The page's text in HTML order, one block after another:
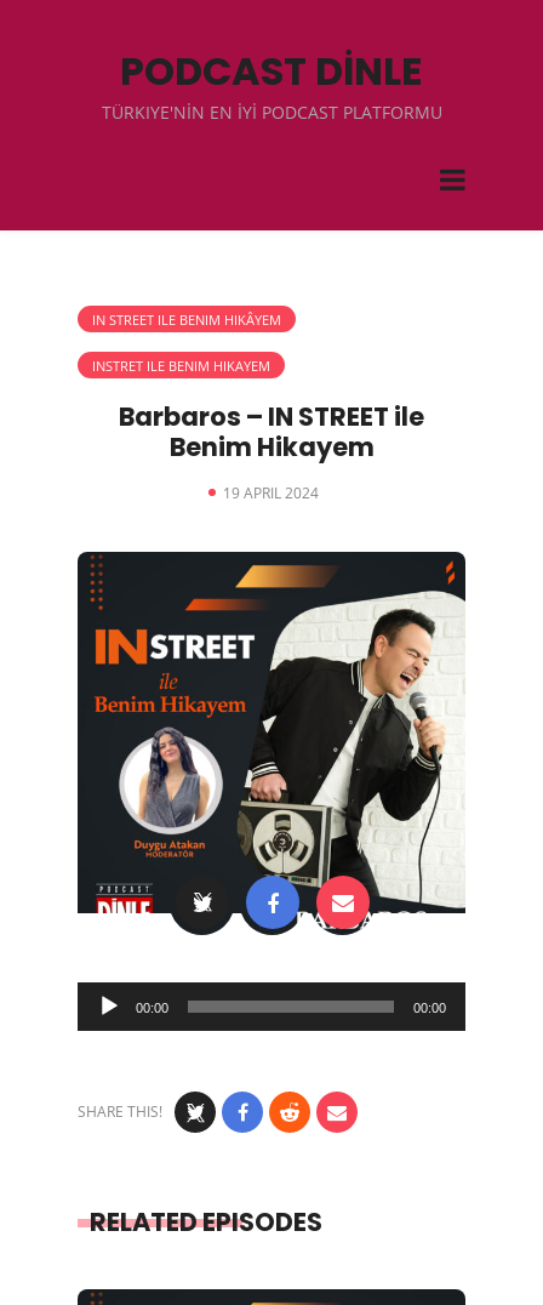
PODCAST DİNLE
TÜRKIYE'NİN EN İYİ PODCAST PLATFORMU
IN STREET ILE BENIM HIKÂYEM
INSTRET ILE BENIM HIKAYEM
Barbaros – IN STREET ile
Benim Hikayem
19 APRIL 2024
Audio
Player
00:00 00:00
SHARE THIS!
RELATED EPISODES